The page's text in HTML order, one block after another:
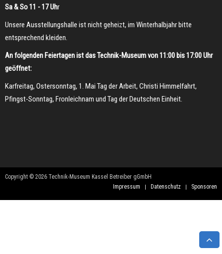
Sa & So 11 - 17 Uhr
Unsere Ausstellungshalle ist nicht geheizt, im Winterhalbjahr bitte
entsprechend kleiden.
An folgenden Feiertagen ist das Technik-Museum von 11:00 bis 17:00 Uhr
geöffnet:
Karfreitag, Ostersonntag, 1. Mai Tag der Arbeit, Christi Himmelfahrt,
Pfingst-Sonntag, Fronleichnam und Tag der Deutschen Einheit.
Copyright © 2026 Technik-Museum Kassel Betreiber gGmbH
Impressum
Datenschutz Sponsoren